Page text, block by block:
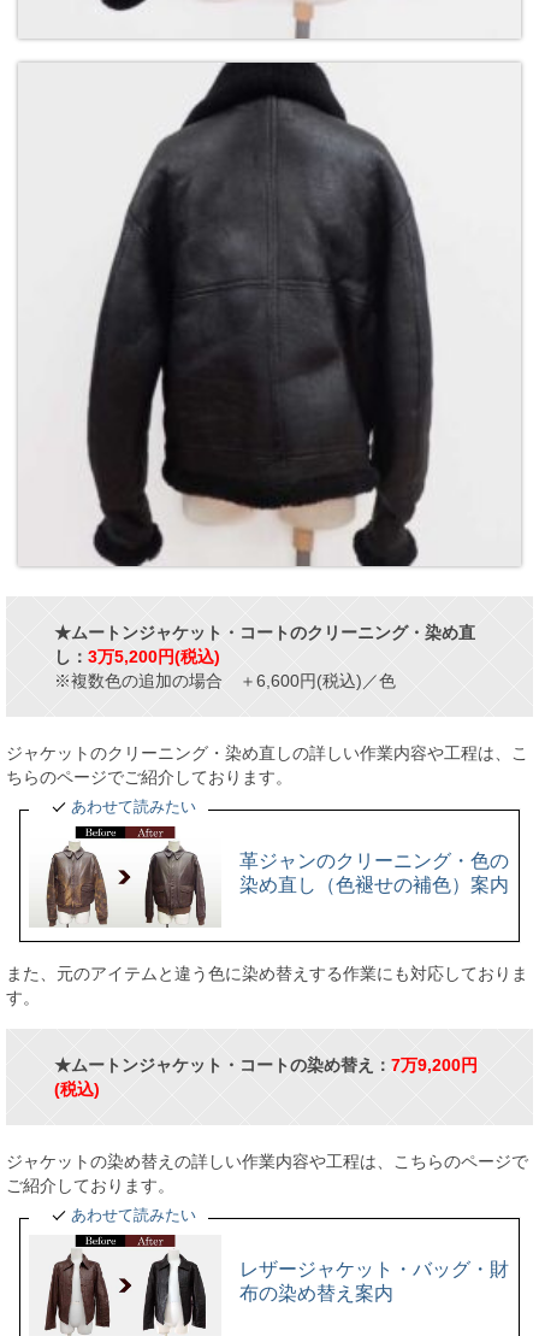
★ムートンジャケット・コートのクリーニング・染め直
し： 3万5,200円(税込)
※複数色の追加の場合 ＋6,600円(税込)／色
ジャケットのクリーニング・染め直しの詳しい作業内容や工程は、こ
ちらのページでご紹介しております。
あわせて読みたい
革ジャンのクリーニング・色の
染め直し（色褪せの補色）案内
また、元のアイテムと違う色に染め替えする作業にも対応しておりま
す。
★ムートンジャケット・コートの染め替え ： 7万9,200円
(税込)
ジャケットの染め替えの詳しい作業内容や工程は、こちらのページで
ご紹介しております。
あわせて読みたい
レザージャケット・バッグ・財
布の染め替え案内